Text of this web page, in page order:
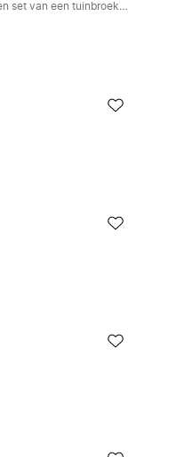
T-shirt van katoenen jersey en set van een tuinbroek van linnenmix